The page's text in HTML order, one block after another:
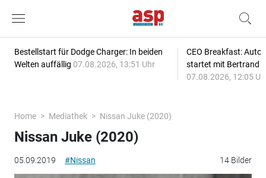
Bestellstart für Dodge Charger: In beiden
Welten auffällig 07.08.2026, 13:51 Uhr
CEO Breakfast:
startet mit Bertrand
07.08.2026, 12:05
Home Mediathek Nissan Juke (2020)
05.09.2019 #Nissan 14 Bilder
Nissan Juke (2020)